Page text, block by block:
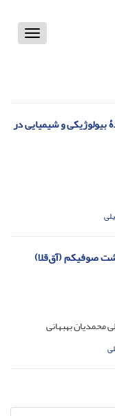
Toggle
بیولوژیکی و شیمیایی در
صوفیکم (آق‌قلا)
محمدیان بهبهانی